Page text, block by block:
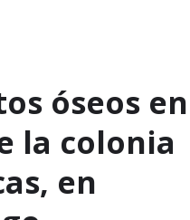
óseos en
la colonia
en